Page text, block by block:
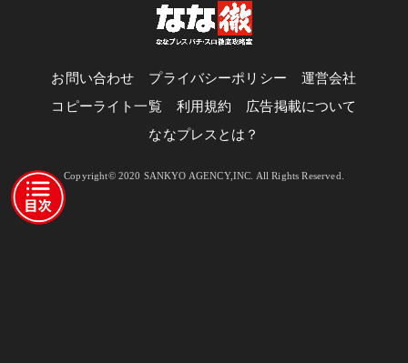
お問い合わせ プライバシーポリシー
運営会社
コピーライト一覧
利用規約
広告掲載について
ななプレスとは？
Copyright© 2020 SANKYO AGENCY,INC. All Rights Reserved.